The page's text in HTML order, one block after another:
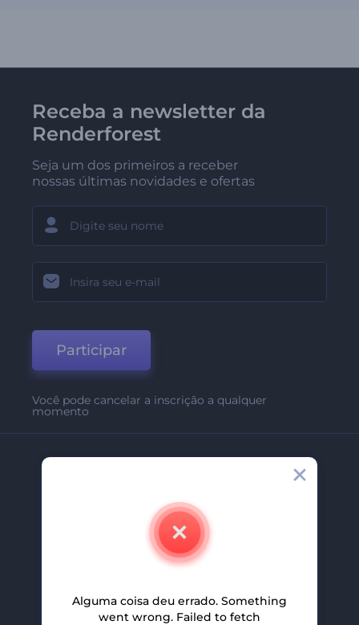
Receba a newsletter da
Renderforest
Seja um dos primeiros a receber
nossas últimas novidades e ofertas
Participar
Você pode cancelar a inscrição a qualquer
momento
Contate-Nos
Carreiras
Programa De Afiliados
Alguma coisa deu errado. Something
went wrong. Failed to fetch